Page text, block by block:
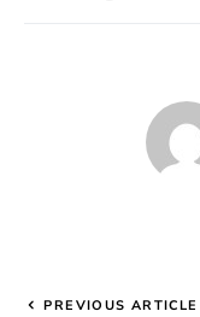
PREVIOUS ARTICLE